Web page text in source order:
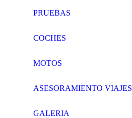
PRUEBAS
COCHES
MOTOS
ASESORAMIENTO VIAJES
GALERIA